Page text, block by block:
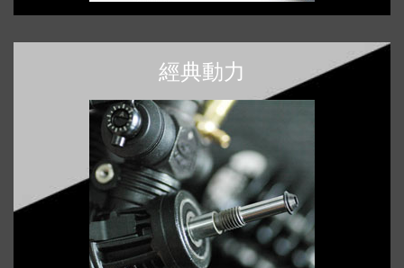
經典動力